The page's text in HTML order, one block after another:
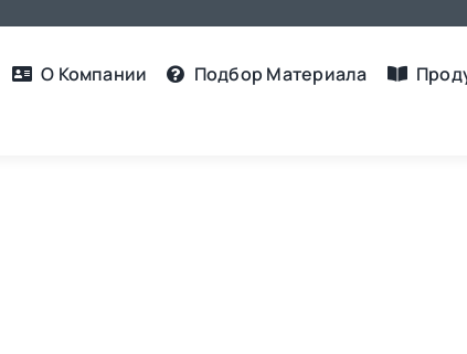
О Компании Подбор Материалa